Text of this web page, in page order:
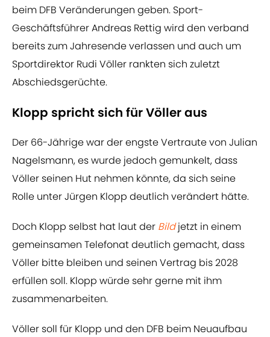
beim DFB Veränderungen geben. Sport-
Geschäftsführer Andreas Rettig wird den verband
bereits zum Jahresende verlassen und auch um
Sportdirektor Rudi Völler rankten sich zuletzt
Abschiedsgerüchte.
Klopp spricht sich für Völler aus
Der 66-Jährige war der engste Vertraute von Julian
Nagelsmann, es wurde jedoch gemunkelt, dass
Völler seinen Hut nehmen könnte, da sich seine
Rolle unter Jürgen Klopp deutlich verändert hätte.
Doch Klopp selbst hat laut der Bild jetzt in einem
gemeinsamen Telefonat deutlich gemacht, dass
Völler bitte bleiben und seinen Vertrag bis 2028
erfüllen soll. Klopp würde sehr gerne mit ihm
zusammenarbeiten.
Völler soll für Klopp und den DFB beim Neuaufbau